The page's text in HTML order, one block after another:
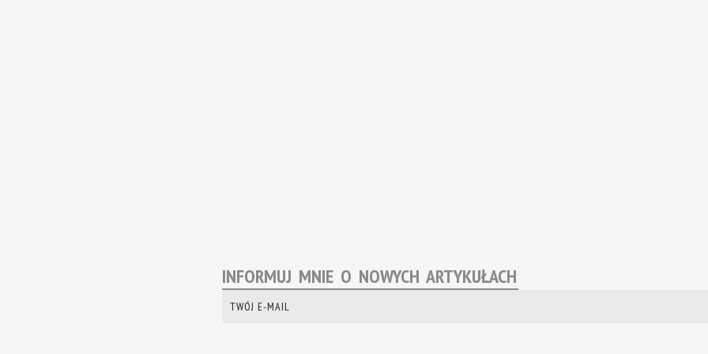
INFORMUJ MNIE O NOWYCH ARTYKUŁACH